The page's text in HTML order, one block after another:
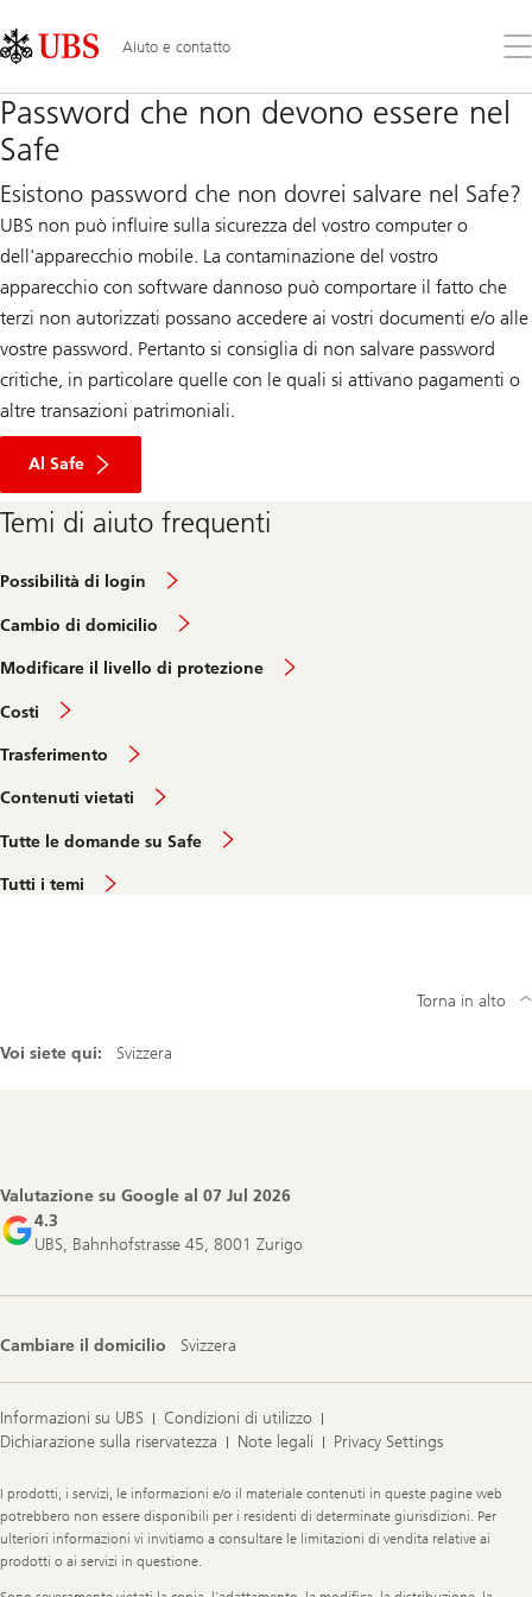
Links
Area
Aiuto e contatto
il
Password che non devono essere nel
Safe
Esistono password che non dovrei salvare nel Safe?
UBS non può influire sulla sicurezza del vostro computer o
dell'apparecchio mobile. La contaminazione del vostro
apparecchio con software dannoso può comportare il fatto che
terzi non autorizzati possano accedere ai vostri documenti e/o alle
vostre password. Pertanto si consiglia di non salvare password
critiche, in particolare quelle con le quali si attivano pagamenti o
altre transazioni patrimoniali.
Al Safe
Temi di aiuto frequenti
Possibilità di login
Cambio di domicilio
Modificare il livello di protezione
Costi
Trasferimento
Contenuti vietati
Tutte le domande su Safe
Tutti i temi
Voi siete qui: Svizzera
Torna in alto
Valutazione su Google al 07 Jul 2026
4.3
UBS, Bahnhofstrasse 45, 8001 Zurigo
Cambiare il domicilio Svizzera
Informazioni su UBS
Condizioni di utilizzo
Dichiarazione sulla riservatezza
Note legali Privacy Settings
Legal
Information
I prodotti, i servizi, le informazioni e/o il materiale contenuti in queste pagine web
potrebbero non essere disponibili per i residenti di determinate giurisdizioni. Per
ulteriori informazioni vi invitiamo a consultare le limitazioni di vendita relative ai
prodotti o ai servizi in questione.